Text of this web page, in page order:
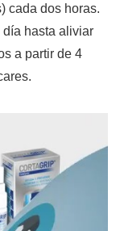
cada dos horas.
día hasta aliviar
a partir de 4